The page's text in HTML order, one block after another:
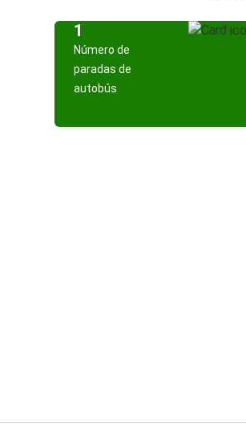
1
Número de
paradas de
autobús